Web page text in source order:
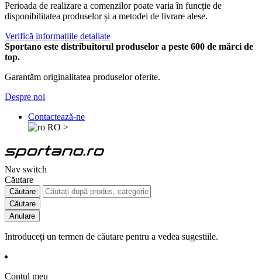
Perioada de realizare a comenzilor poate varia în funcție de
disponibilitatea produselor și a metodei de livrare alese.
Verifică informațiile detaliate
Sportano este distribuitorul produselor a peste 600 de mărci de
top.
Garantăm originalitatea produselor oferite.
Despre noi
Contactează-ne
RO >
Nav switch
Căutare
Căutare
Căutare
Anulare
Introduceți un termen de căutare pentru a vedea sugestiile.
Contul meu